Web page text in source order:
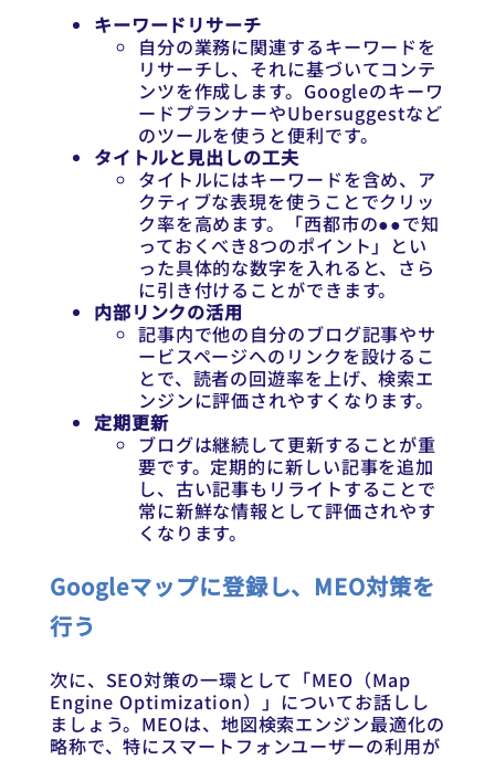
キーワードリサーチ
自分の業務に関連するキーワードを
リサーチし、それに基づいてコンテ
ンツを作成します。Googleのキーワ
ードプランナーやUbersuggestなど
のツールを使うと便利です。
タイトルと見出しの工夫
タイトルにはキーワードを含め、ア
クティブな表現を使うことでクリッ
ク率を高めます。「西都市の●●で知
っておくべき8つのポイント」とい
った具体的な数字を入れると、さら
に引き付けることができます。
内部リンクの活用
記事内で他の自分のブログ記事やサ
ービスページへのリンクを設けるこ
とで、読者の回遊率を上げ、検索エ
ンジンに評価されやすくなります。
定期更新
ブログは継続して更新することが重
要です。定期的に新しい記事を追加
し、古い記事もリライトすることで
常に新鮮な情報として評価されやす
くなります。
Googleマップに登録し、MEO対策を
行う
次に、SEO対策の一環として「MEO（Map
Engine Optimization）」についてお話しし
ましょう。MEOは、地図検索エンジン最適化の
略称で、特にスマートフォンユーザーの利用が